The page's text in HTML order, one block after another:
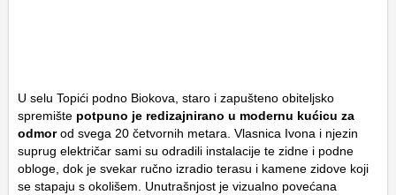
U selu Topići podno Biokova, staro i zapušteno obiteljsko
spremište potpuno je redizajnirano u modernu kućicu za
odmorod svega 20 četvornih metara. Vlasnica Ivona i njezin
suprug električar sami su odradili instalacije te zidne i podne
obloge, dok je svekar ručno izradio terasu i kamene zidove koji
se stapaju s okolišem. Unutrašnjost je vizualno povećana